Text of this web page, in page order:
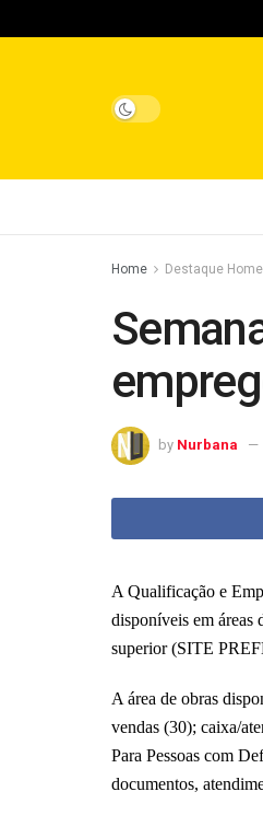
Home Destaque Home
by Nurbana
A Qualificação e
disponíveis em áreas
superior (SITE
A área de obras
vendas (30); caixa/
Para Pessoas com
documentos,